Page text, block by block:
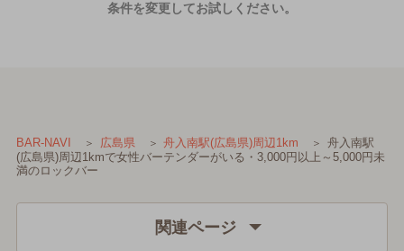
条件を変更してお試しください。
BAR-NAVI 広島県 舟入南駅(広島県)周辺1km
舟入南駅
(広島県)周辺1kmで女性バーテンダーがいる・3,000円以上～5,000円未
満のロックバー
関連ページ